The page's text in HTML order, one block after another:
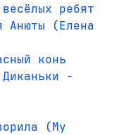
ребят
Анюты (Елена
конь
-
(My